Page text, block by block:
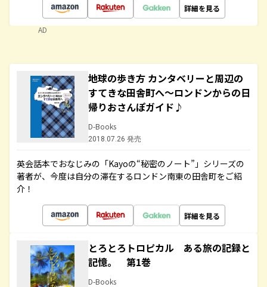
詳細を見る
AD
地球の歩き方 カンタベリーと周辺の
すてきな田舎町へ～ロンドンからの日
帰りおさんぽガイド♪
D-Books
2018.07.26 発売
英会話本でおなじみの「Kayoの“秘密のノート”」シリーズの
著者が、今度は自分の滞在するロンドン南東の田舎町をご紹
介！
詳細を見る
とろとろトロピカル ある旅の記録と
記憶。 第1巻
D-Books